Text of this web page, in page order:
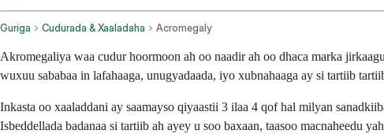
Guriga Cudurada & Xaaladaha Acromegaly
Akromegaliya waa cudur hoormoon ah oo naadir ah oo dhaca marka
wuxuu sababaa in lafahaaga, unugyadaada, iyo xubnahaaga ay si tartiib
Inkasta oo xaaladdani ay saamayso qiyaastii 3 ilaa 4 qof hal milyan
Isbeddellada badanaa si tartiib ah ayey u soo baxaan, taasoo macnaheedu